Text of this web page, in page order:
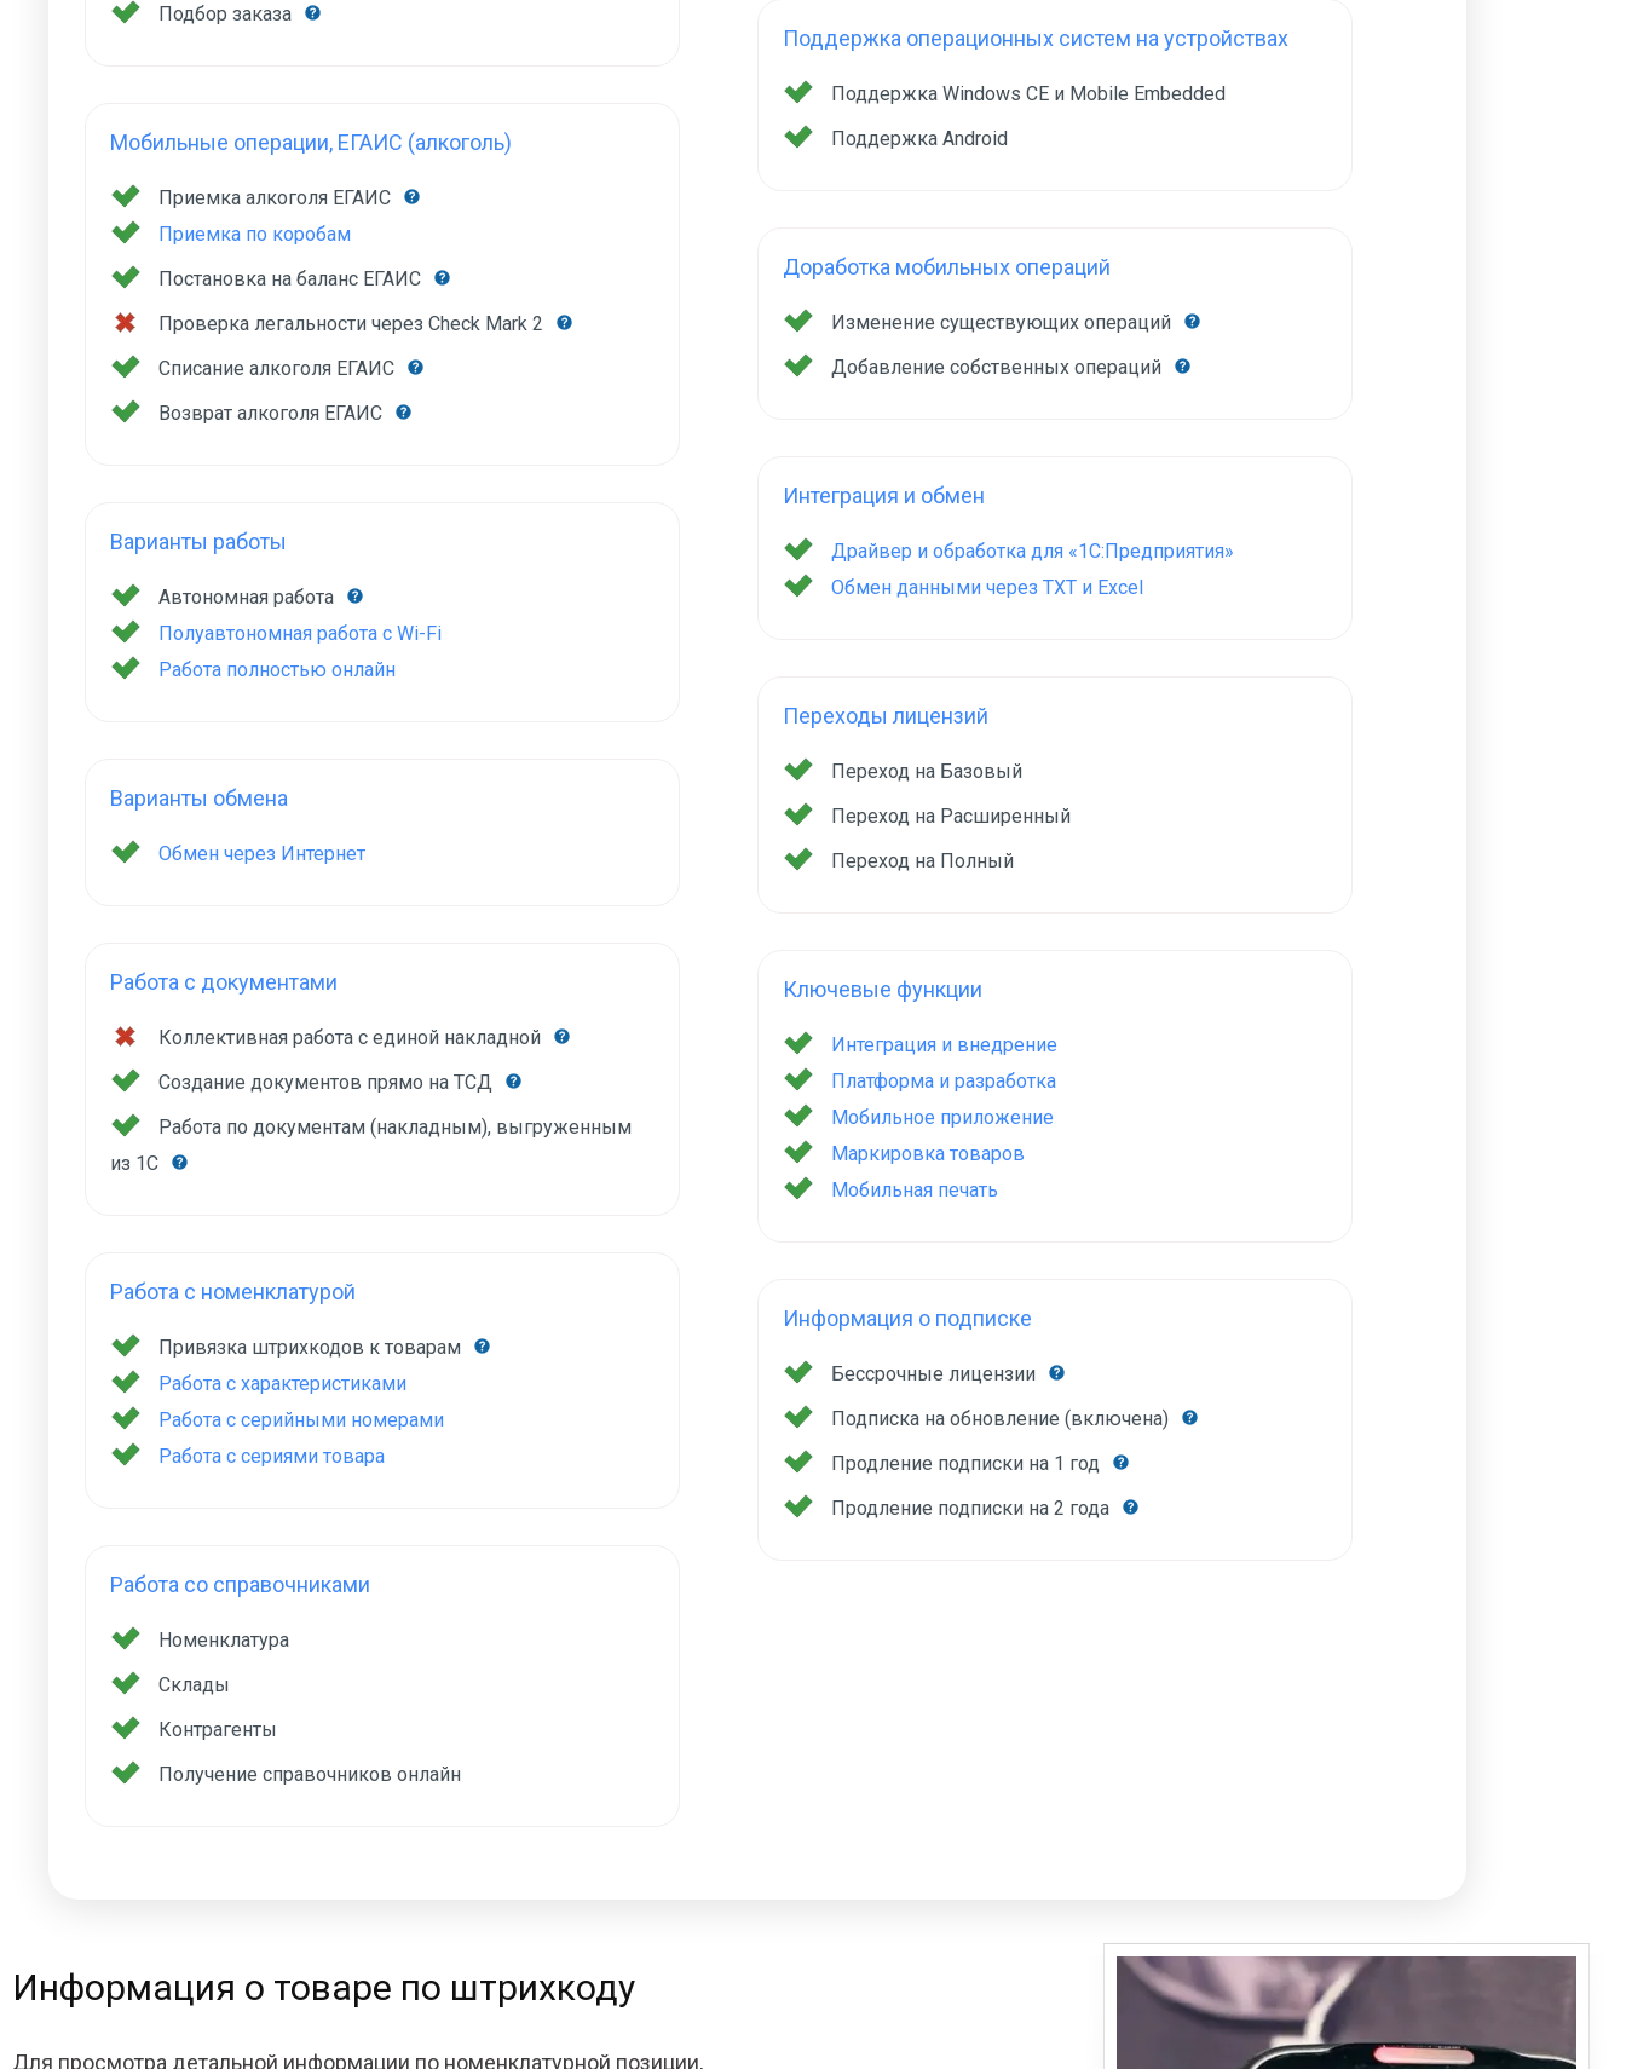
Подбор заказа
Мобильные операции, ЕГАИС (алкоголь)
Приемка алкоголя ЕГАИС
Приемка по коробам
Постановка на баланс ЕГАИС
Проверка легальности через Check Mark 2
Списание алкоголя ЕГАИС
Возврат алкоголя ЕГАИС
Варианты работы
Автономная работа
Полуавтономная работа с Wi-Fi
Работа полностью онлайн
Варианты обмена
Обмен через Интернет
Работа с документами
Коллективная работа с единой накладной
Создание документов прямо на ТСД
Работа по документам (накладным), выгруженным
из 1С
Работа с номенклатурой
Привязка штрихкодов к товарам
Работа с характеристиками
Работа с серийными номерами
Работа с сериями товара
Работа со справочниками
Номенклатура
Склады
Контрагенты
Получение справочников онлайн
Поддержка операционных систем на устройствах
Поддержка Windows CE и Mobile Embedded
Поддержка Android
Доработка мобильных операций
Изменение существующих операций
Добавление собственных операций
Интеграция и обмен
Драйвер и обработка для «1С:Предприятия»
Обмен данными через TXT и Excel
Переходы лицензий
Переход на Базовый
Переход на Расширенный
Переход на Полный
Ключевые функции
Интеграция и внедрение
Платформа и разработка
Мобильное приложение
Маркировка товаров
Мобильная печать
Информация о подписке
Бессрочные лицензии
Подписка на обновление (включена)
Продление подписки на 1 год
Продление подписки на 2 года
Информация о товаре по штрихкоду
Для просмотра детальной информации по номенклатурной позиции,